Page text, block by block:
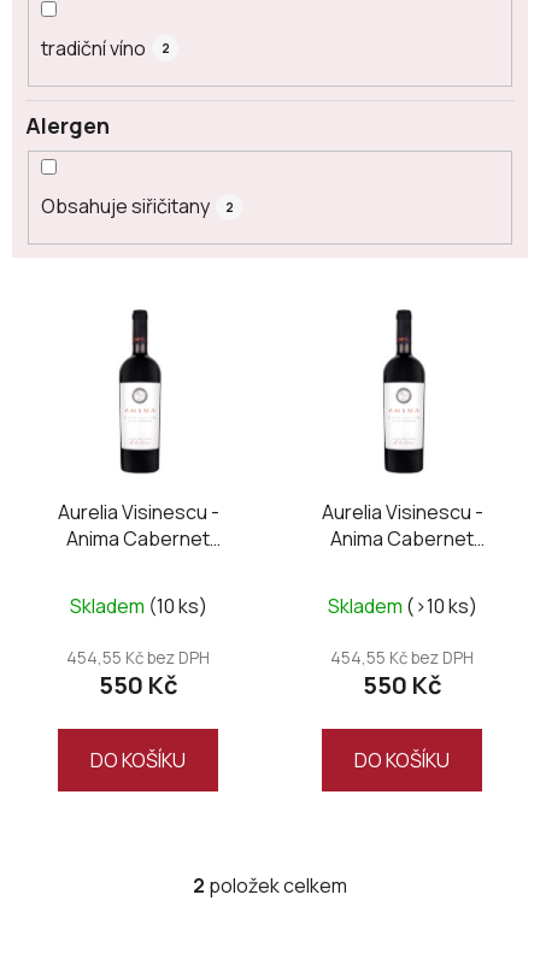
tradiční víno 2
Alergen
Obsahuje siřičitany 2
Aurelia Visinescu -
Anima Cabernet
Skladem (10 ks)
454,55 Kč bez DPH
550 Kč
DO KOŠÍKU
Aurelia Visinescu -
Anima Cabernet
Skladem (>10 ks)
454,55 Kč bez DPH
550 Kč
DO KOŠÍKU
O
2 položek celkem